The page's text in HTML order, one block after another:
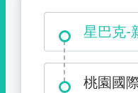
星巴克-
大霸尖
桃園國